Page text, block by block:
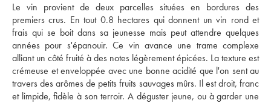
Le vin provient de deux parcelles situées en bordures des
premiers crus. En tout 0.8 hectares qui donnent un vin rond et
frais qui se boit dans sa jeunesse mais peut attendre quelques
années pour s'épanouir. Ce vin avance une trame complexe
alliant un côté fruité à des notes légèrement épicées. La texture est
crémeuse et enveloppée avec une bonne acidité que l'on sent au
travers des arômes de petits fruits sauvages mûrs. Il est droit, franc
et limpide, fidèle à son terroir. A déguster jeune, ou à garder une